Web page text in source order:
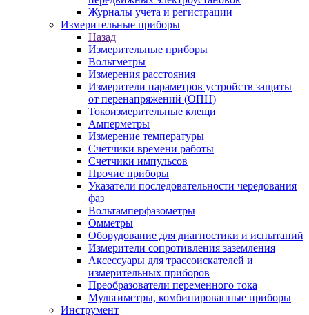
Журналы учета и регистрации
Измерительные приборы
Назад
Измерительные приборы
Вольтметры
Измерения расстояния
Измерители параметров устройств защиты
от перенапряжений (ОПН)
Токоизмерительные клещи
Амперметры
Измерение температуры
Счетчики времени работы
Счетчики импульсов
Прочие приборы
Указатели последовательности чередования
фаз
Вольтамперфазометры
Омметры
Оборудование для диагностики и испытаний
Измерители сопротивления заземления
Аксессуары для трассоискателей и
измерительных приборов
Преобразователи переменного тока
Мультиметры, комбинированные приборы
Инструмент